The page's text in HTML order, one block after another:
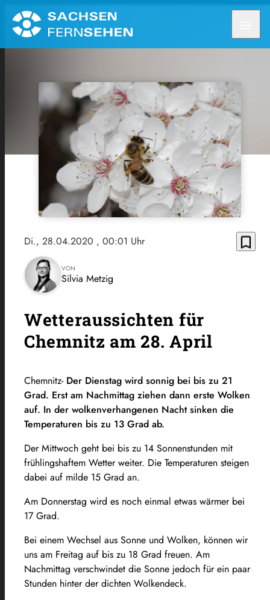
Di., 28.04.2020 , 00:01 Uhr bookmark_border
VON
Silvia Metzig
Wetteraussichten für
Chemnitz am 28. April
Chemnitz- Der Dienstag wird sonnig bei bis zu 21
Grad. Erst am Nachmittag ziehen dann erste Wolken
auf. In der wolkenverhangenen Nacht sinken die
Temperaturen bis zu 13 Grad ab.
Der Mittwoch geht bei bis zu 14 Sonnenstunden mit
frühlingshaftem Wetter weiter. Die Temperaturen steigen
dabei auf milde 15 Grad an.
Am Donnerstag wird es noch einmal etwas wärmer bei
17 Grad.
Bei einem Wechsel aus Sonne und Wolken, können wir
uns am Freitag auf bis zu 18 Grad freuen. Am
Nachmittag verschwindet die Sonne jedoch für ein paar
Stunden hinter der dichten Wolkendeck.